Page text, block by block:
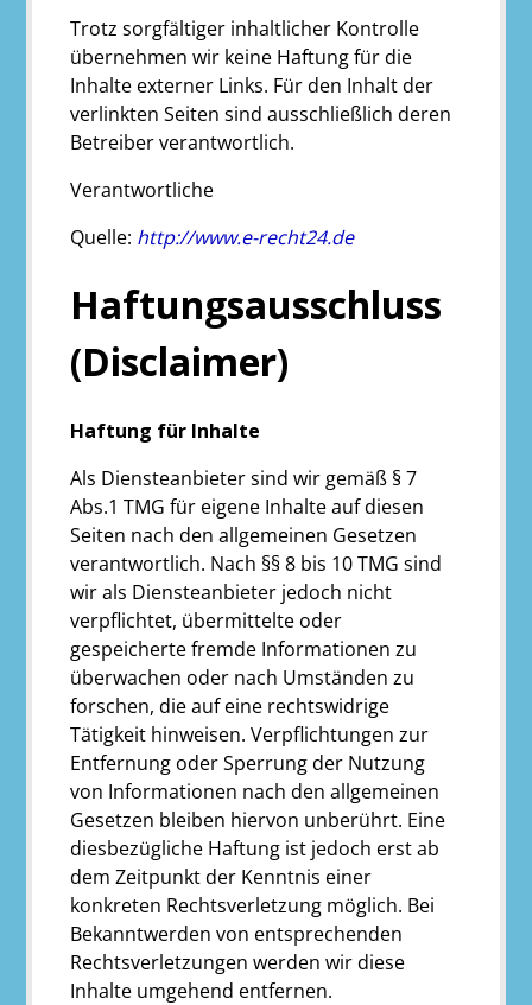
Trotz sorgfältiger inhaltlicher Kontrolle
übernehmen wir keine Haftung für die
Inhalte externer Links. Für den Inhalt der
verlinkten Seiten sind ausschließlich deren
Betreiber verantwortlich.
Verantwortliche
Quelle: http://www.e-recht24.de
Haftungsausschluss
(Disclaimer)
Haftung für Inhalte
Als Diensteanbieter sind wir gemäß § 7
Abs.1 TMG für eigene Inhalte auf diesen
Seiten nach den allgemeinen Gesetzen
verantwortlich. Nach §§ 8 bis 10 TMG sind
wir als Diensteanbieter jedoch nicht
verpflichtet, übermittelte oder
gespeicherte fremde Informationen zu
überwachen oder nach Umständen zu
forschen, die auf eine rechtswidrige
Tätigkeit hinweisen. Verpflichtungen zur
Entfernung oder Sperrung der Nutzung
von Informationen nach den allgemeinen
Gesetzen bleiben hiervon unberührt. Eine
diesbezügliche Haftung ist jedoch erst ab
dem Zeitpunkt der Kenntnis einer
konkreten Rechtsverletzung möglich. Bei
Bekanntwerden von entsprechenden
Rechtsverletzungen werden wir diese
Inhalte umgehend entfernen.